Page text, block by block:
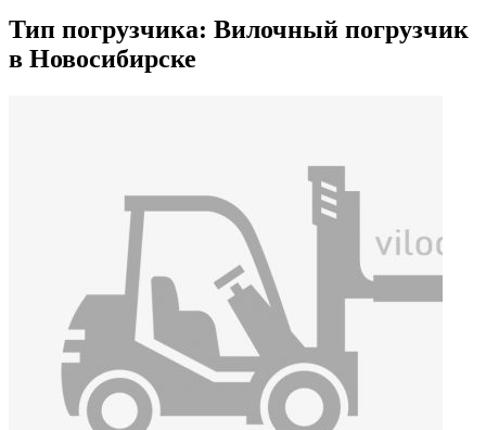
Тип погрузчика: Вилочный погрузчик
в Новосибирске